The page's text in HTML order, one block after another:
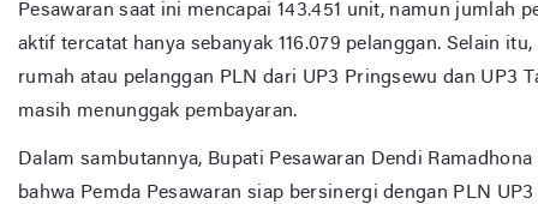
Pesawaran saat ini mencapai 143.451 unit, namun jumlah
aktif tercatat hanya sebanyak 116.079 pelanggan. Selain
rumah atau pelanggan PLN dari UP3 Pringsewu dan UP3
masih menunggak pembayaran.
Dalam sambutannya, Bupati Pesawaran Dendi
bahwa Pemda Pesawaran siap bersinergi dengan PLN